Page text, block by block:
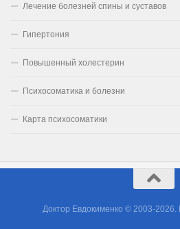
Лечение болезней спины и суставов
Гипертония
Повышенный холестерин
Психосоматика и болезни
Карта психосоматики
Доктор Евдокименко © 2003-